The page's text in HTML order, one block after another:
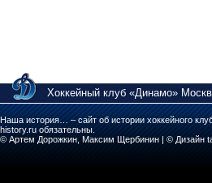
Хоккейный клуб «Динамо»
Наша история… – сайт об истории хоккейного
history.ru обязательны.
© Артем Дорожкин, Максим Щербинин | © Дизайн